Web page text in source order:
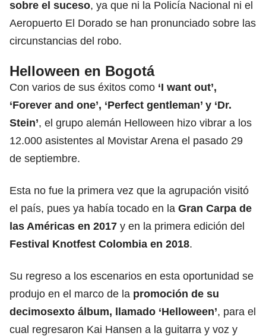
sobre el suceso, ya que ni la Policía Nacional ni el
Aeropuerto El Dorado se han pronunciado sobre las
circunstancias del robo.
Helloween en Bogotá
Con varios de sus éxitos como ‘I want out’,
‘Forever and one’, ‘Perfect gentleman’ y ‘Dr.
Stein’, el grupo alemán Helloween hizo vibrar a los
12.000 asistentes al Movistar Arena el pasado 29
de septiembre.
Esta no fue la primera vez que la agrupación visitó
el país, pues ya había tocado en la Gran Carpa de
las Américas en 2017 y en la primera edición del
Festival Knotfest Colombia en 2018.
Su regreso a los escenarios en esta oportunidad se
produjo en el marco de la promoción de su
decimosexto álbum, llamado ‘Helloween’, para el
cual regresaron Kai Hansen a la guitarra y voz y